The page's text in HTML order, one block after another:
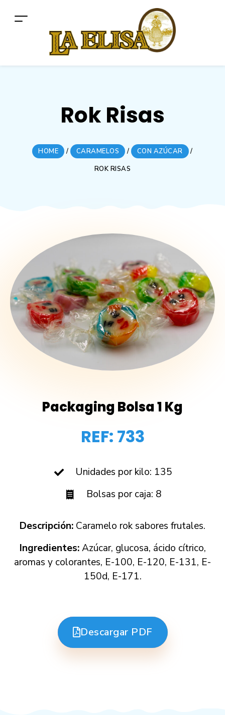
Rok Risas
HOME / CARAMELOS / CON AZÚCAR
/
ROK RISAS
Packaging Bolsa 1 Kg
REF: 733
Unidades por kilo: 135
Bolsas por caja: 8
Descripción: Caramelo rok sabores frutales.
Ingredientes:Azúcar, glucosa, ácido cítrico,
aromas y colorantes, E-100, E-120, E-131, E-
150d, E-171.
Descargar PDF